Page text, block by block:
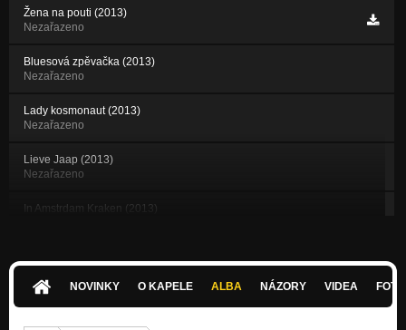
Žena na pouti (2013)
Nezařazeno
Bluesová zpěvačka (2013)
Nezařazeno
Lady kosmonaut (2013)
Nezařazeno
Lieve Jaap (2013)
Nezařazeno
In Amstrdam Kraken (2013)
De Zommer (2013)
NOVINKY O KAPELE ALBA NÁZORY VIDEA